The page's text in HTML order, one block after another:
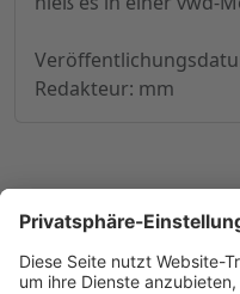
Redakteur: mm
© 1998-2026by GSC
Datenschutz